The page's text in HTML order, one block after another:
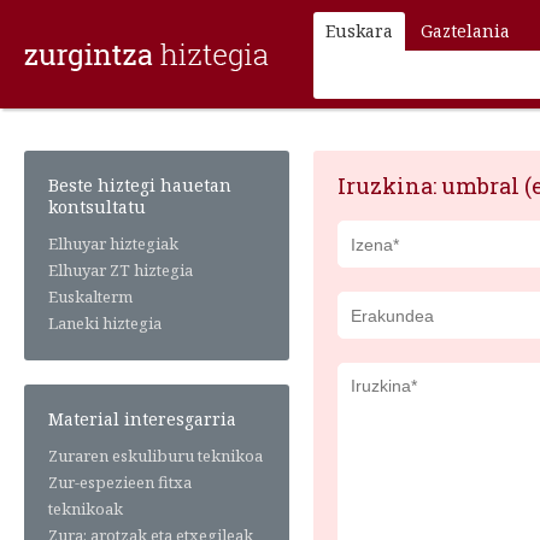
Euskara Gaztelania
Iruzkina: umbral
Beste hiztegi hauetan
kontsultatu
Elhuyar hiztegiak
Elhuyar ZT hiztegia
Euskalterm
Laneki hiztegia
Material interesgarria
Zuraren eskuliburu teknikoa
Zur-espezieen fitxa
teknikoak
Zura: arotzak eta etxegileak